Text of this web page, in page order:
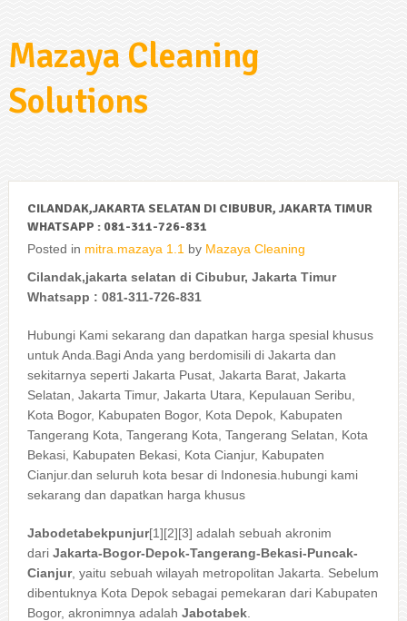
Mazaya Cleaning
Solutions
CILANDAK,JAKARTA SELATAN DI CIBUBUR, JAKARTA TIMUR
WHATSAPP : 081-311-726-831
Posted in mitra.mazaya 1.1 by Mazaya Cleaning
Cilandak,jakarta selatan di Cibubur, Jakarta Timur
Whatsapp : 081-311-726-831
Hubungi Kami sekarang dan dapatkan harga spesial khusus
untuk Anda.Bagi Anda yang berdomisili di Jakarta dan
sekitarnya seperti Jakarta Pusat, Jakarta Barat, Jakarta
Selatan, Jakarta Timur, Jakarta Utara, Kepulauan Seribu,
Kota Bogor, Kabupaten Bogor, Kota Depok, Kabupaten
Tangerang Kota, Tangerang Kota, Tangerang Selatan, Kota
Bekasi, Kabupaten Bekasi, Kota Cianjur, Kabupaten
Cianjur.dan seluruh kota besar di Indonesia.hubungi kami
sekarang dan dapatkan harga khusus
Jabodetabekpunjur[1][2][3] adalah sebuah akronim
dari Jakarta-Bogor-Depok-Tangerang-Bekasi-Puncak-
Cianjur, yaitu sebuah wilayah metropolitan Jakarta. Sebelum
dibentuknya Kota Depok sebagai pemekaran dari Kabupaten
Bogor, akronimnya adalah Jabotabek.